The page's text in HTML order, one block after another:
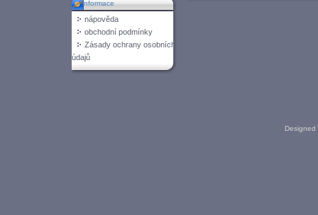
informace
nápověda
obchodní podmínky
Zásady ochrany osobních
údajů